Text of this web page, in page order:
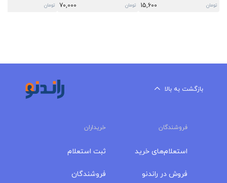
تومان 15,600 تومان 70,000 تومان
بازگشت به بالا
فروشندگان خریداران
استعلام‌های خرید
فروش در راندنو
ثبت استعلام
فروشندگان